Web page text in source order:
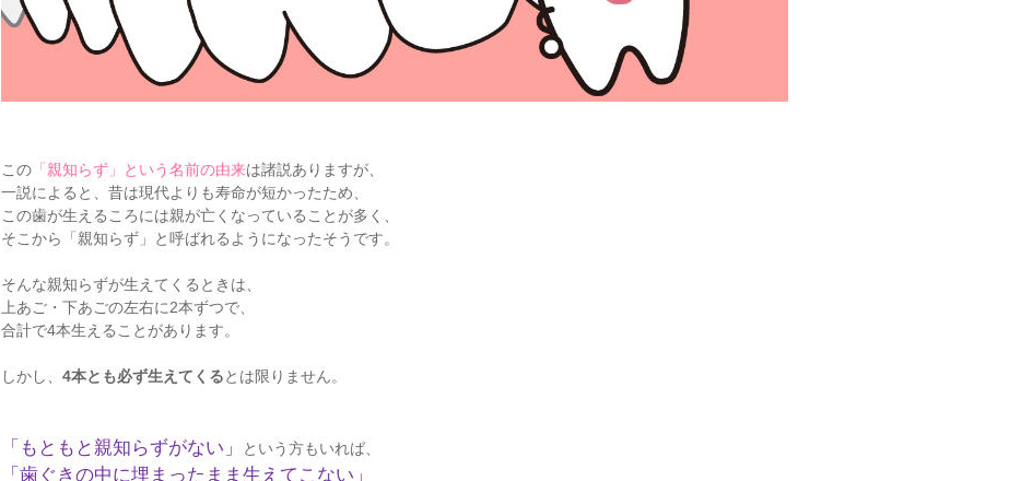
この 「親知らず」という名前の由来は諸説ありますが、
一説によると、昔は現代よりも寿命が短かったため、
この歯が生えるころには親が亡くなっていることが多く、
そこから「親知らず」と呼ばれるようになったそうです。
そんな親知らずが生えてくるときは、
上あご・下あごの左右に2本ずつで、
合計で4本生えることがあります。
しかし、 4本とも必ず生えてくるとは限りません。
「もともと親知らずがない」 という方もいれば、
「歯ぐきの中に埋まったまま生えてこない」